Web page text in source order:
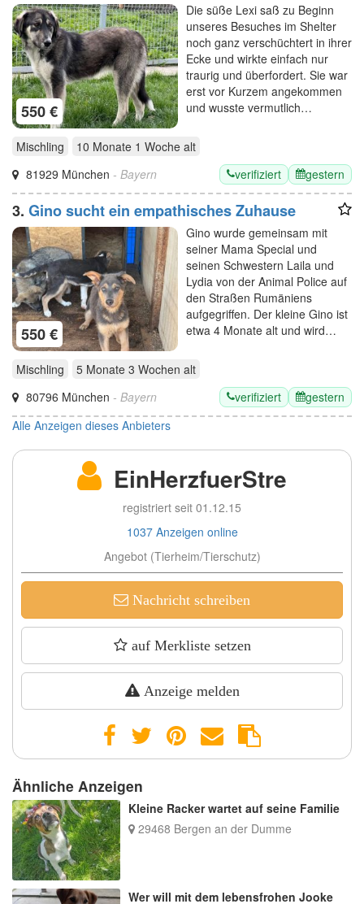
550 €
Die süße Lexi saß zu Beginn
unseres Besuches im Shelter
noch ganz verschüchtert in ihrer
Ecke und wirkte einfach nur
traurig und überfordert. Sie war
erst vor Kurzem angekommen
und wusste vermutlich…
Mischling 10 Monate 1 Woche alt
81929 München - Bayern verifiziert gestern
3. Gino sucht ein empathisches Zuhause
550 €
Gino wurde gemeinsam mit
seiner Mama Special und
seinen Schwestern Laila und
Lydia von der Animal Police auf
den Straßen Rumäniens
aufgegriffen. Der kleine Gino ist
etwa 4 Monate alt und wird…
Mischling 5 Monate 3 Wochen alt
80796 München - Bayern verifiziert
gestern
Alle Anzeigen dieses Anbieters
EinHerzfuerStre
registriert seit 01.12.15
1037 Anzeigen online
Angebot (Tierheim/Tierschutz)
Nachricht schreiben
auf Merkliste setzen
Anzeige melden
Ähnliche Anzeigen
Kleine Racker wartet auf seine Familie
29468 Bergen an der Dumme
Wer will mit dem lebensfrohen Jooke